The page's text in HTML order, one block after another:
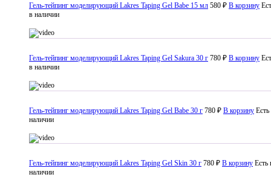
Гель-тейпинг моделирующий Lakres Taping Gel Babe 15 мл 580 ₽ В корзину
в наличии
Гель-тейпинг моделирующий Lakres Taping Gel Sakura 30 г 780 ₽ В корзину
в наличии
Гель-тейпинг моделирующий Lakres Taping Gel Babe 30 г 780 ₽ В корзину Есть
наличии
Гель-тейпинг моделирующий Lakres Taping Gel Skin 30 г 780 ₽ В корзину Есть
наличии